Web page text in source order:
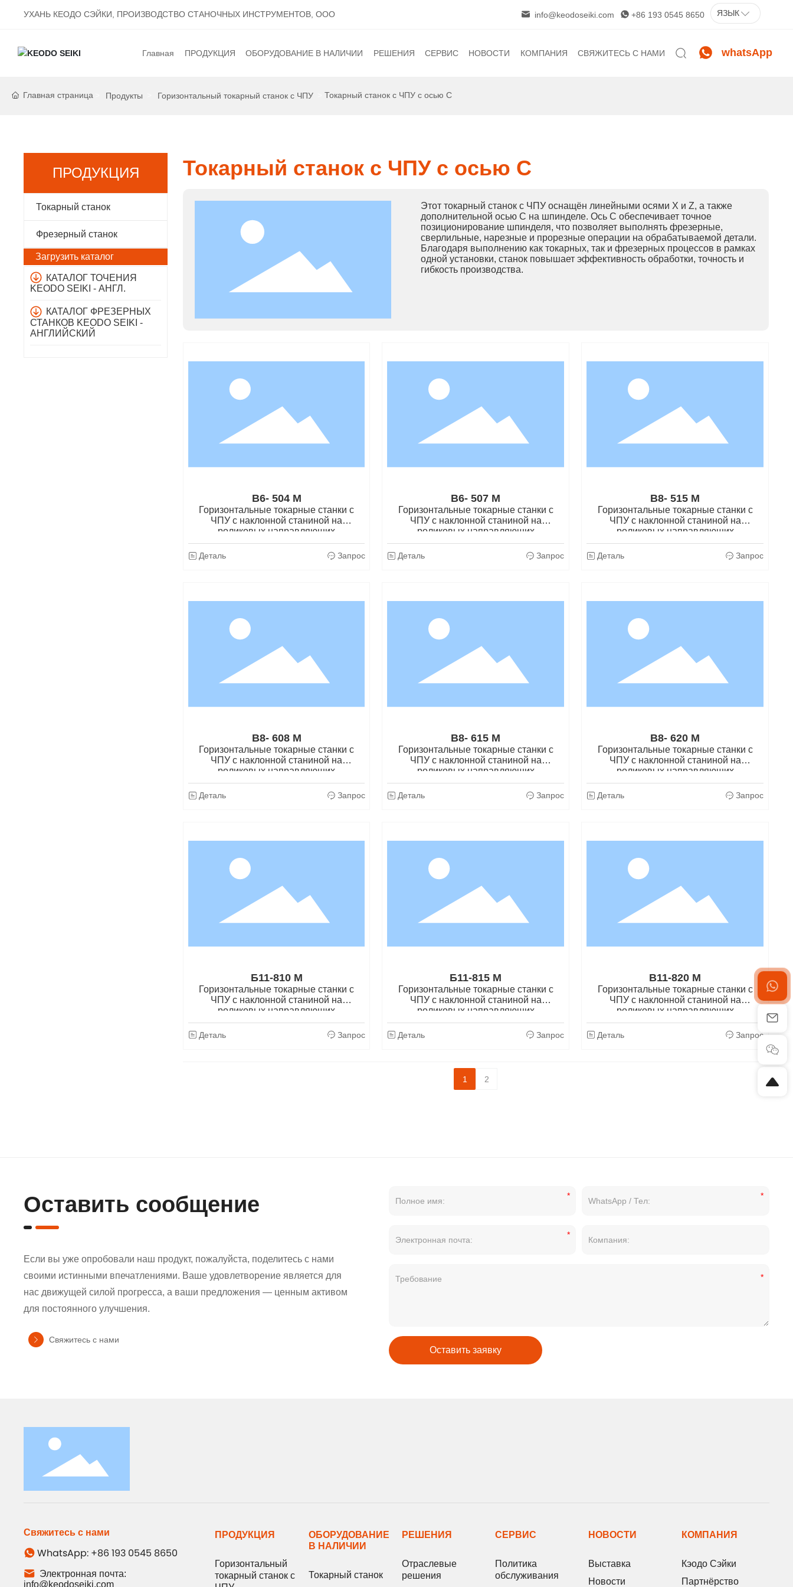
УХАНЬ КЕОДО СЭЙКИ, ПРОИЗВОДСТВО СТАНОЧНЫХ ИНСТРУМЕНТОВ, ООО info@keodoseiki.com +86 193 0545 8650 ЯЗЫК
Главная ПРОДУКЦИЯ ОБОРУДОВАНИЕ В НАЛИЧИИ
Токарный станок
РЕШЕНИЯ
Отраслевые решения
СЕРВИС
Политика обслуживания
Центр загрузок
НОВОСТИ КОМПАНИЯ
Культура и миссия
Присоединяйтесь к нам
Почему стоит выбрать нас
СВЯЖИТЕСЬ С НАМИ whatsApp
Главная страница Продукты Горизонтальный токарный станок с ЧПУ Токарный станок с ЧПУ с осью C
ПРОДУКЦИЯ
Токарный станок
Фрезерный станок
Загрузить каталог
КАТАЛОГ ТОЧЕНИЯ
KEODO SEIKI - АНГЛ.
КАТАЛОГ ФРЕЗЕРНЫХ
СТАНКОВ KEODO SEIKI -
АНГЛИЙСКИЙ
Токарный станок с ЧПУ с осью C
Этот токарный станок с ЧПУ оснащён линейными осями X и Z, а также
дополнительной осью C на шпинделе. Ось C обеспечивает точное
позиционирование шпинделя, что позволяет выполнять фрезерные,
сверлильные, нарезные и прорезные операции на обрабатываемой детали.
Благодаря выполнению как токарных, так и фрезерных процессов в рамках
одной установки, станок повышает эффективность обработки, точность и
гибкость производства.
B6- 504 M
Горизонтальные токарные станки с
ЧПУ с наклонной станиной на
роликовых направляющих
Деталь Запрос
B6- 507 M
Горизонтальные токарные станки с
ЧПУ с наклонной станиной на
роликовых направляющих
Деталь Запрос
B8- 515 M
Горизонтальные токарные станки с
ЧПУ с наклонной станиной на
роликовых направляющих
Деталь Запрос
B8- 608 M
Горизонтальные токарные станки с
ЧПУ с наклонной станиной на
роликовых направляющих
Деталь Запрос
B8- 615 M
Горизонтальные токарные станки с
ЧПУ с наклонной станиной на
роликовых направляющих
Деталь Запрос
B8- 620 M
Горизонтальные токарные станки с
ЧПУ с наклонной станиной на
роликовых направляющих
Деталь Запрос
Б11-810 М
Горизонтальные токарные станки с
ЧПУ с наклонной станиной на
роликовых направляющих
Деталь Запрос
Б11-815 М
Горизонтальные токарные станки с
ЧПУ с наклонной станиной на
роликовых направляющих
Деталь Запрос
B11-820 M
Горизонтальные токарные станки с
ЧПУ с наклонной станиной на
роликовых направляющих
Деталь Запрос
1 2
Оставить заявку
Оставить сообщение
Если вы уже опробовали наш продукт, пожалуйста, поделитесь с нами
своими истинными впечатлениями. Ваше удовлетворение является для
нас движущей силой прогресса, а ваши предложения — ценным активом
для постоянного улучшения.
Свяжитесь с нами
Свяжитесь с нами
WhatsApp: +86 193 0545 8650
Электронная почта:
info@keodoseiki.com
ПРОДУКЦИЯ
Горизонтальный
токарный станок с
ОБОРУДОВАНИЕ
В НАЛИЧИИ
Токарный станок
РЕШЕНИЯ
Отраслевые
решения
СЕРВИС
Политика
обслуживания
НОВОСТИ
Выставка
Новости
КОМПАНИЯ
Кэодо Сэйки
Партнёрство